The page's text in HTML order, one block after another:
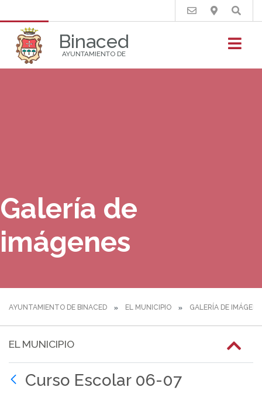
Binaced
AYUNTAMIENTO DE
Buscar
Galería de
imágenes
AYUNTAMIENTO DE BINACED EL MUNICIPIO GALERÍA DE
EL MUNICIPIO
Curso Escolar 06-07